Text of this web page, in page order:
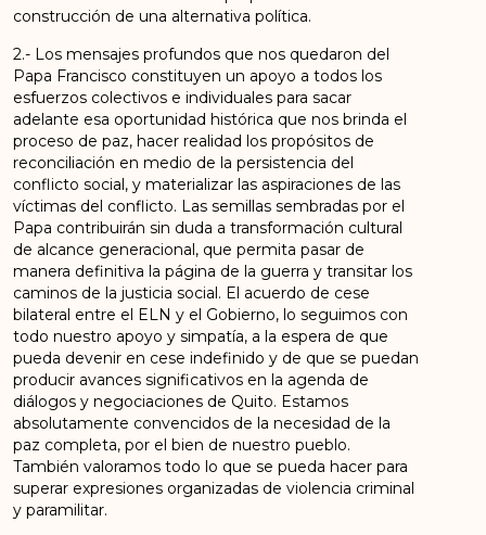
construcción de una alternativa política.
2.- Los mensajes profundos que nos quedaron del
Papa Francisco constituyen un apoyo a todos los
esfuerzos colectivos e individuales para sacar
adelante esa oportunidad histórica que nos brinda el
proceso de paz, hacer realidad los propósitos de
reconciliación en medio de la persistencia del
conflicto social, y materializar las aspiraciones de las
víctimas del conflicto. Las semillas sembradas por el
Papa contribuirán sin duda a transformación cultural
de alcance generacional, que permita pasar de
manera definitiva la página de la guerra y transitar los
caminos de la justicia social. El acuerdo de cese
bilateral entre el ELN y el Gobierno, lo seguimos con
todo nuestro apoyo y simpatía, a la espera de que
pueda devenir en cese indefinido y de que se puedan
producir avances significativos en la agenda de
diálogos y negociaciones de Quito. Estamos
absolutamente convencidos de la necesidad de la
paz completa, por el bien de nuestro pueblo.
También valoramos todo lo que se pueda hacer para
superar expresiones organizadas de violencia criminal
y paramilitar.